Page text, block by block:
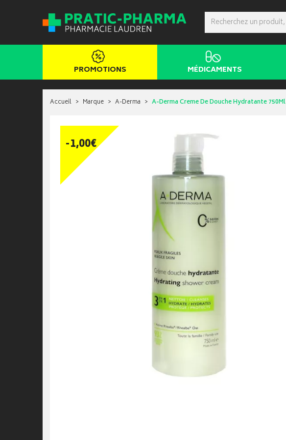
PROMOTIONS MÉDICAMENTS
Accueil Marque A-Derma A-Derma Creme De Douche Hydratante 750Ml
-1,00€